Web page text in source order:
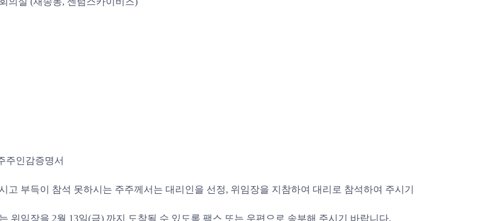
주인감증명서
부득이 참석 못하시는 주주께서는 대리인을 선정, 위임장을 지참하여 대리로 참석하여 주시기
위임장을 2월 13일(금) 까지 도착될 수 있도록 팩스 또는 우편으로 송부해 주시기 바랍니다.